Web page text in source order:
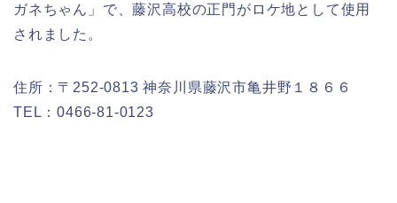
ガネちゃん」で、藤沢高校の正門がロケ地として使用
されました。
住所：〒252-0813 神奈川県藤沢市亀井野１８６６
TEL：0466-81-0123